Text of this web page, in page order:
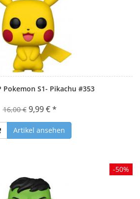
Pokemon S1- Pikachu #353
16,00 € 9,99 € *
Artikel ansehen
-50%